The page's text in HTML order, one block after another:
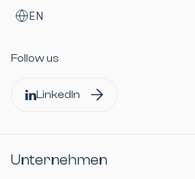
EN
Follow us
LinkedIn
Unternehmen